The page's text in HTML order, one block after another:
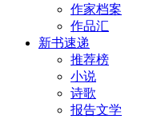
作家档案
作品汇
新书速递
推荐榜
小说
诗歌
报告文学